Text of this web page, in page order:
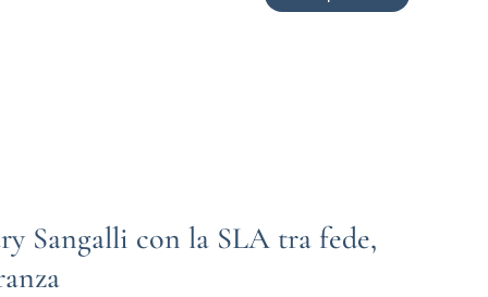
Sangalli con la SLA tra fede,